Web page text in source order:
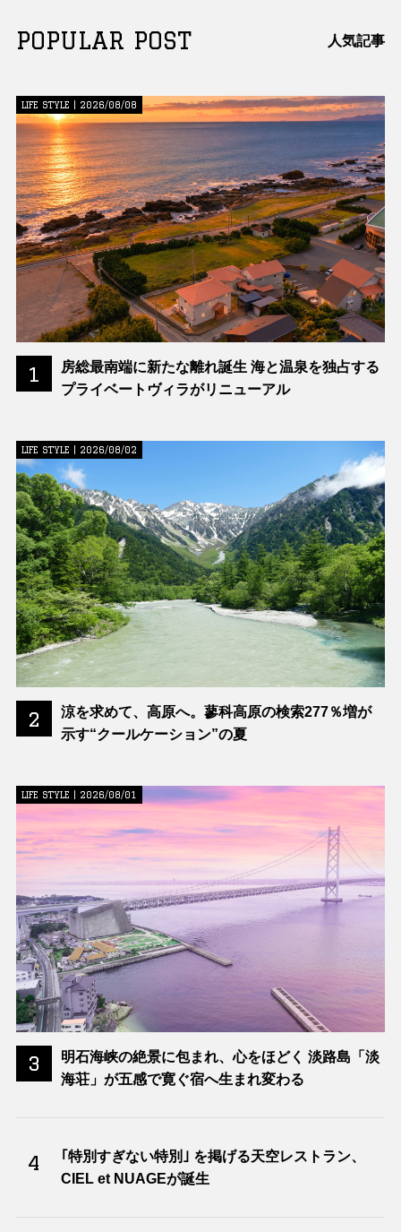
POPULAR POST 人気記事
1
LIFE STYLE | 2026/08/08
房総最南端に新たな離れ誕生 海と温泉を独占する
プライベートヴィラがリニューアル
2
LIFE STYLE | 2026/08/02
涼を求めて、高原へ。蓼科高原の検索277％増が
示す“クールケーション”の夏
3
LIFE STYLE | 2026/08/01
明石海峡の絶景に包まれ、心をほどく 淡路島「淡
海荘」が五感で寛ぐ宿へ生まれ変わる
4
｢特別すぎない特別｣ を掲げる天空レストラン、
CIEL et NUAGEが誕生